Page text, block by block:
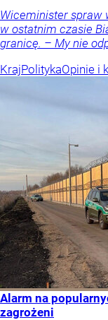
Wiceminister spraw
w ostatnim czasie
granicę. – My nie
KrajPolitykaOpinie i
Alarm na
zagrożeni